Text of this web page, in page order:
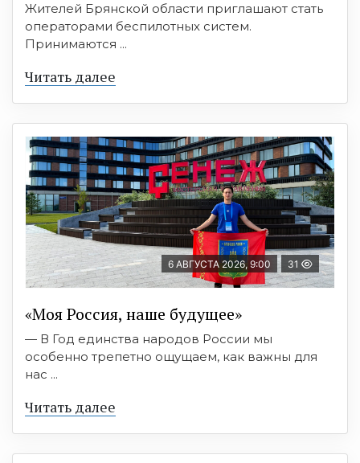
Жителей Брянской области приглашают стать
операторами беспилотных систем.
Принимаются ...
Читать далее
6 АВГУСТА 2026, 9:00 31
«Моя Россия, наше будущее»
— В Год единства народов России мы
особенно трепетно ощущаем, как важны для
нас ...
Читать далее